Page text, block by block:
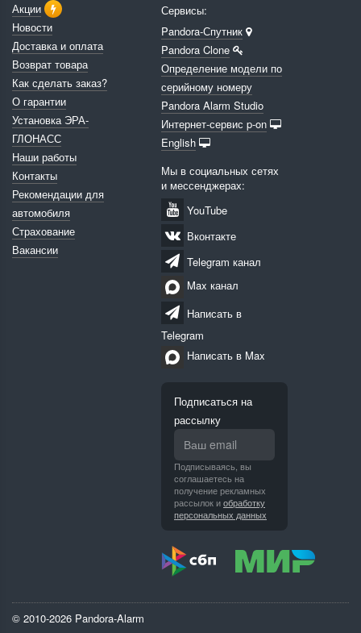
Акции
Новости
Доставка и оплата
Возврат товара
Как сделать заказ?
О гарантии
Установка ЭРА-
ГЛОНАСС
Наши работы
Контакты
Рекомендации для
автомобиля
Страхование
Вакансии
Сервисы:
Pandora-Спутник
Pandora Clone
Определение модели по
серийному номеру
Pandora Alarm Studio
Интернет-сервис p-on
English
Мы в социальных сетях
и мессенджерах:
YouTube
Вконтакте
Telegram канал
Max канал
Написать в
Telegram
Написать в Max
Подписаться на
рассылку
Подписываясь, вы
соглашаетесь на
получение рекламных
рассылок иобработку
персональных данных
© 2010-2026 Pandora-Alarm